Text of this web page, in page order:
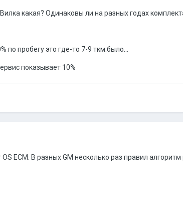
Вилка какая? Одинаковы ли на разных годах
по пробегу это где-то 7-9 ткм.было...
показывает 10%
ECM. В разных GM несколько раз правил алгоритм